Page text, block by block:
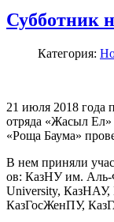
Субботник
Категория:
21 июля 2018 года
отряда «Жасыл
«Роща Баума»
В нем приняли
ов: КазНУ им. Аль-
University,
КазГосЖенПУ,